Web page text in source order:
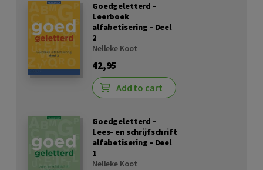
Goedgeletterd -
Leerboek
alfabetisering - Deel
2
Nelleke Koot
42,95
Add to cart
Goedgeletterd -
Lees- en schrijfschrift
alfabetisering - Deel
1
Nelleke Koot